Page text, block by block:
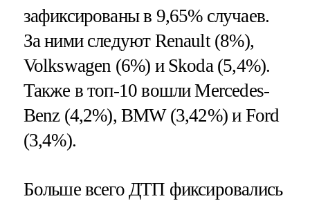
зафиксированы в 9,65% случаев.
За ними следуют Renault (8%),
Volkswagen (6%) и Skoda (5,4%).
Также в топ-10 вошли Mercedes-
Benz (4,2%), BMW (3,42%) и Ford
(3,4%).
Больше всего ДТП фиксировались